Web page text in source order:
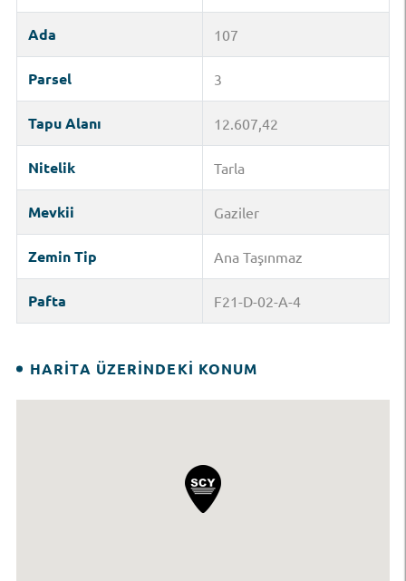
Ada 107
Parsel 3
Tapu Alanı 12.607,42
Nitelik Tarla
Mevkii Gaziler
Zemin Tip Ana Taşınmaz
Pafta F21-D-02-A-4
HARITA ÜZERINDEKI KONUM